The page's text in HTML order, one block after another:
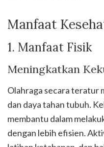
Manfaat
1. Manfaat Fisik
Meningkatkan
Olahraga secara teratur
dan daya tahan tubuh.
membantu dalam
dengan lebih efisien.